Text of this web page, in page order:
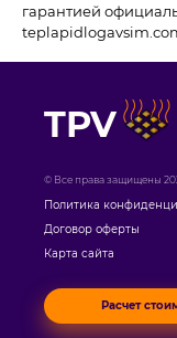
гарантией
TPV
© Все права защищены
Политика
Договор оферты
Карта сайта
Расчет